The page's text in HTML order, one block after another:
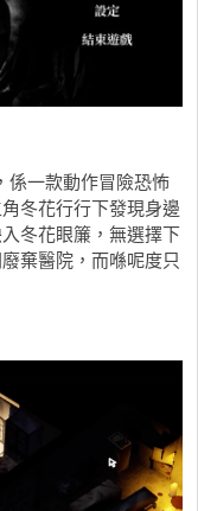
係一款動作冒險恐怖
冬花行行下發現身邊
冬花眼簾，無選擇下
棄醫院，而喺呢度只